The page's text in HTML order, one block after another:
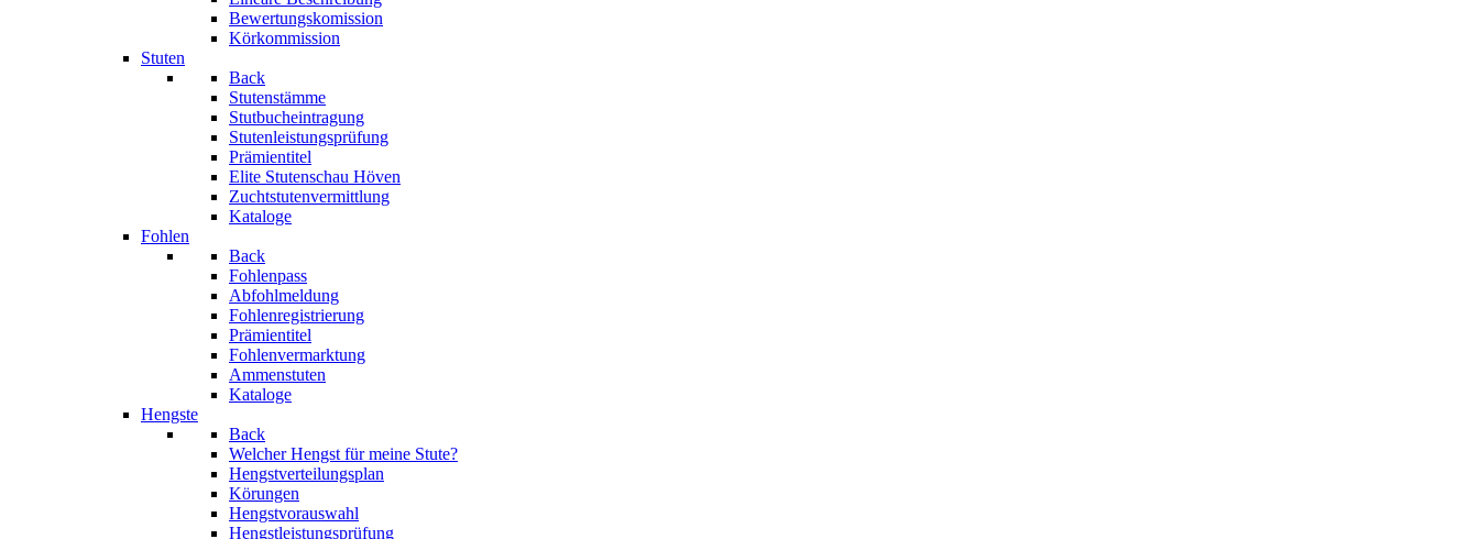
Bewertungskomission
Körkommission
Stuten
Back
Stutenstämme
Stutbucheintragung
Stutenleistungsprüfung
Prämientitel
Elite Stutenschau Höven
Zuchtstutenvermittlung
Kataloge
Fohlen
Back
Fohlenpass
Abfohlmeldung
Fohlenregistrierung
Prämientitel
Fohlenvermarktung
Ammenstuten
Kataloge
Hengste
Back
Welcher Hengst für meine Stute?
Hengstverteilungsplan
Körungen
Hengstvorauswahl
Hengstleistungsprüfung